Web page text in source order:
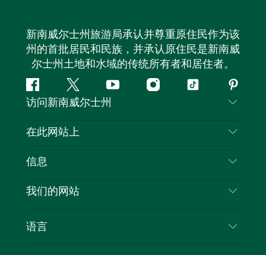
新南威尔士州旅游局承认并尊重原住民作为该
州的首批居民和民族，并承认原住民是新南威
尔士州土地和水域的传统所有者和居住者。
Facebook叽
叽
喳
YouTubeInstagram
抖
访问新南威尔士州
联系我们
隐私
Cookie 通知
在此网站上
目的地
新南威尔士州公路旅行
活动
信息
旅行信息
新南威尔士州的商业
我们的网站
语言